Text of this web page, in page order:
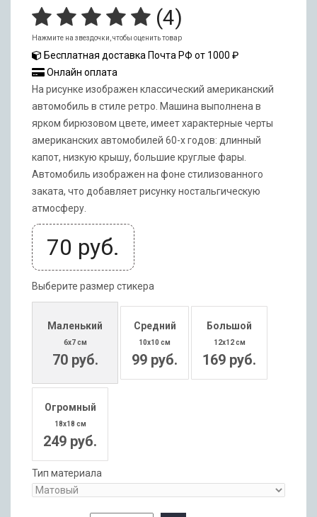
(4)
Нажмите на звездочки, чтобы оценить товар
Бесплатная доставка Почта РФ от 1000 ₽
Онлайн оплата
На рисунке изображен классический американский
автомобиль в стиле ретро. Машина выполнена в
ярком бирюзовом цвете, имеет характерные черты
американских автомобилей 60-х годов: длинный
капот, низкую крышу, большие круглые фары.
Автомобиль изображен на фоне стилизованного
заката, что добавляет рисунку ностальгическую
атмосферу.
70 руб.
Выберите размер стикера
Маленький
6x7 см
70 руб.
Средний
10x10 см
99 руб.
Большой
12x12 см
169 руб.
Огромный
18x18 см
249 руб.
Тип материала